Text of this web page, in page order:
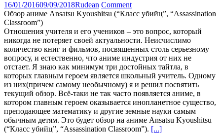
16/01/201609/09/2018Rudean Comment
Обзор аниме Ansatsu Kyoushitsu (“Класс убийц”, “Assassination
Classroom”)
Отношения учителя и его учеников – это вопрос, который
никогда не потеряет своей актуальности. Неисчислимо
количество книг и фильмов, посвященных столь серьезному
вопросу, и естественно, что аниме индустрия от них не
отстает. Я знаю как минимум три достойных тайтла, в
которых главным героем является школьный учитель. Одному
из них(причем самому необычному) я и решил посвятить
текущий обзор. Всё-таки не так часто появляется аниме, в
котором главным героем оказывается инопланетное существо,
преподающее математику и другие земные науки самым
обычным детям. Это будет обзор на аниме Ansatsu Kyoushitsu
(“Класс убийц”, “Assassination Classroom”). [...]